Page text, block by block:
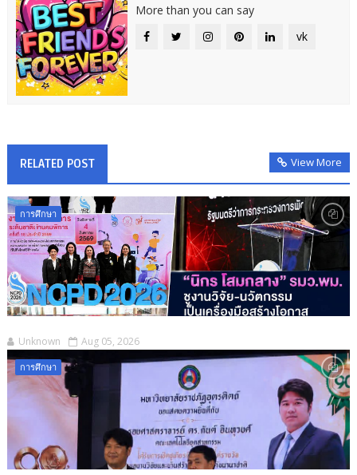
More than you can say
vk
RELATED POST View More
การศึกษา
Unknown Aug 05, 2026
การศึกษา